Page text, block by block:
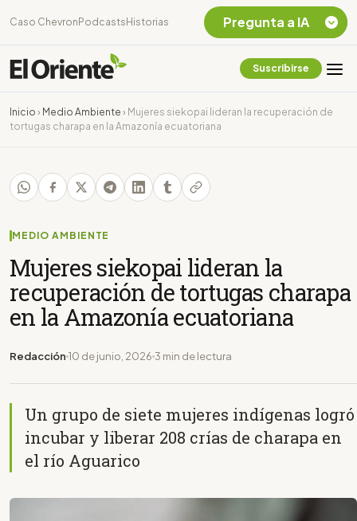
Caso Chevron Podcasts Historias
Suscribirse
Inicio › Medio Ambiente › Mujeres siekopai lideran la recuperación de
tortugas charapa en la Amazonía ecuatoriana
MEDIO AMBIENTE
Mujeres siekopai lideran la
recuperación de tortugas charapa
en la Amazonía ecuatoriana
Redacción 10 de junio, 2026 3 min de lectura
Un grupo de siete mujeres indígenas logró
incubar y liberar 208 crías de charapa en
el río Aguarico
Pregunta a IA
Chevron Ecuador